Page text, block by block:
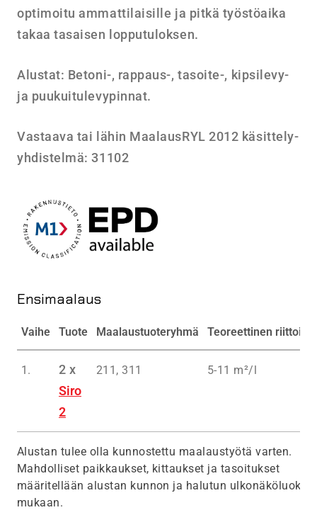
optimoitu ammattilaisille ja pitkä työstöaika
takaa tasaisen lopputuloksen.
Alustat: Betoni-, rappaus-, tasoite-, kipsilevy-
ja puukuitulevypinnat.
Vastaava tai lähin MaalausRYL 2012 käsittely-
yhdistelmä: 31102
Ensimaalaus
Vaihe Tuote Maalaustuoteryhmä Teoreettinen
1.
2 x
Siro
2
211, 311 5-11 m²/l
Alustan tulee olla kunnostettu maalaustyötä varten.
Mahdolliset paikkaukset, kittaukset ja tasoitukset
määritellään alustan kunnon ja halutun ulkonäköluokan
mukaan.